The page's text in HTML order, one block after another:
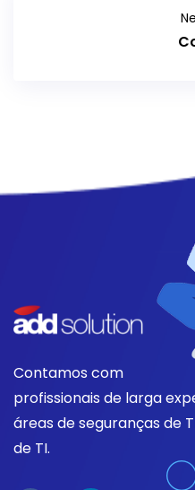
Contamos com
profissionais de larga
áreas de seguranças de
de TI.